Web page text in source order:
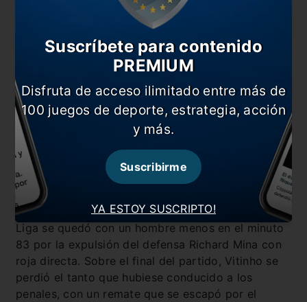
En el segundo tiempo Liga tejió una acción para
gol, pero Danilo anticipó la acción al lanzar la
pelota al tiro de esquina. La presión sostenida del
equipo albo que dirige el brasileño Tiago Nunes
tuvo su premio con el penalti convertido por
Alzugaray, gracias a un fuerte disparo que engañó
por completo al portero brasileño.
Liga se quedó con un hombre menos en el minuto
83 por la expulsión del defensa Richard Mina con
roja directa. Sobre el final del partido, Vitinho se
perdió el tanto que hubiese conducido a los
penales, con un remate que se escapó por el
YA ESTOY SUSCRIPTO!
Suscríbete para contenido
PREMIUM
Disfruta de acceso ilimitado entre más de
100 juegos de deporte, estrategia, acción
y más.
Suscribirme